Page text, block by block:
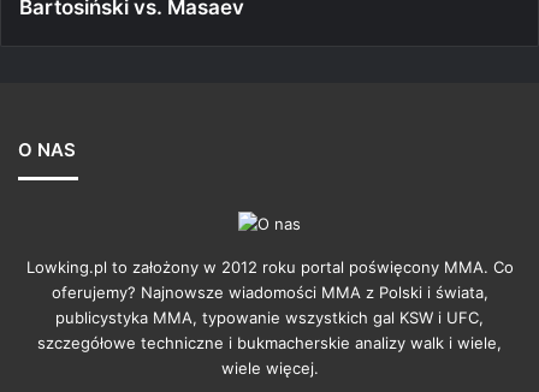
Bartosiński vs. Masaev
O NAS
Lowking.pl to założony w 2012 roku portal poświęcony MMA. Co
oferujemy? Najnowsze wiadomości MMA z Polski i świata,
publicystyka MMA, typowanie wszystkich gal KSW i UFC,
szczegółowe techniczne i bukmacherskie analizy walk i wiele,
wiele więcej.